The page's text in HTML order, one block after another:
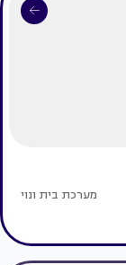
מערכת בית ונוי